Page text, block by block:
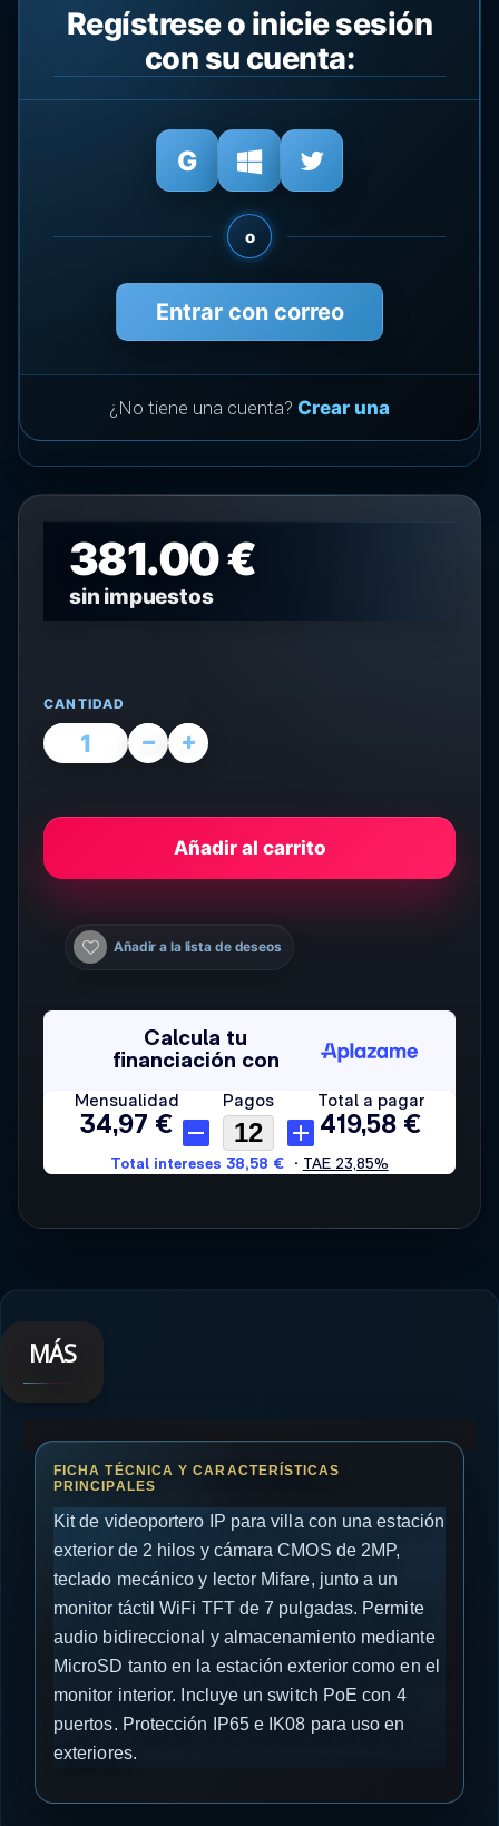
Regístrese o inicie sesión
con su cuenta:
o
Entrar con correo
¿No tiene una cuenta? Crear una
381.00 €
sin impuestos
CANTIDAD
Añadir al carrito
Añadir a la lista de deseos
MÁS
Kit de videoportero IP para villa con una estación
exterior de 2 hilos y cámara CMOS de 2MP,
teclado mecánico y lector Mifare, junto a un
monitor táctil WiFi TFT de 7 pulgadas. Permite
audio bidireccional y almacenamiento mediante
MicroSD tanto en la estación exterior como en el
monitor interior. Incluye un switch PoE con 4
puertos. Protección IP65 e IK08 para uso en
exteriores.